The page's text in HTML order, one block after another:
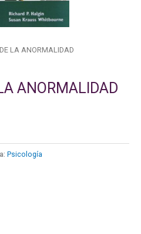
LA ANORMALIDAD
ANORMALIDAD
Psicología